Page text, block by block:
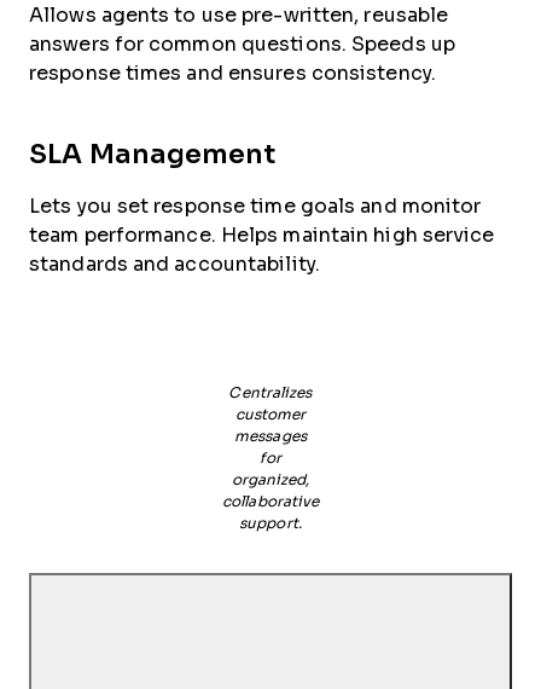
Allows agents to use pre-written, reusable
answers for common questions. Speeds up
response times and ensures consistency.
SLA Management
Lets you set response time goals and monitor
team performance. Helps maintain high service
standards and accountability.
Centralizes
customer
messages
for
organized,
collaborative
support.